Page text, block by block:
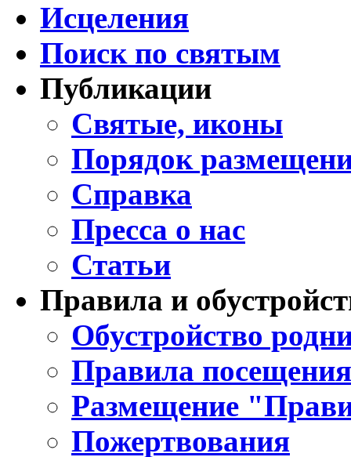
Исцеления
Поиск по святым
Публикации
Святые, иконы
Порядок
Справка
Пресса о нас
Статьи
Правила и
Обустройство
Правила
Размещение
Пожертвования